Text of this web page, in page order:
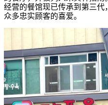
经营的餐馆现已传承到第三
众多忠实顾客的喜爱。